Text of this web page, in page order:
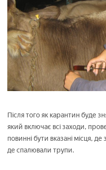
Після того як карантин буде
який включає всі заходи,
повинні бути вказані місця,
де спалювали трупи.